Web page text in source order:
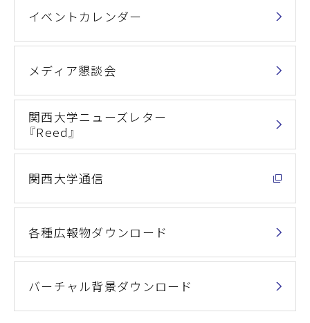
イベントカレンダー
メディア懇談会
関西大学ニューズレター
『Reed』
関西大学通信
各種広報物ダウンロード
バーチャル背景ダウンロード